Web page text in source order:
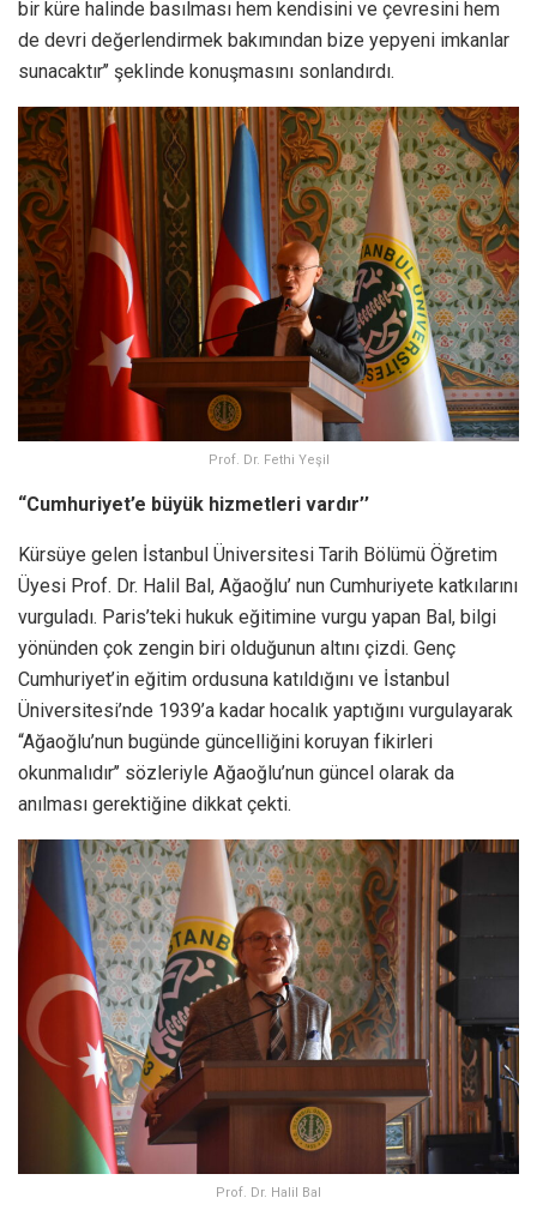
bir küre halinde basılması hem kendisini ve çevresini hem
de devri değerlendirmek bakımından bize yepyeni imkanlar
sunacaktır’’ şeklinde konuşmasını sonlandırdı.
Prof. Dr. Fethi Yeşil
“Cumhuriyet’e büyük hizmetleri vardır’’
Kürsüye gelen İstanbul Üniversitesi Tarih Bölümü Öğretim
Üyesi Prof. Dr. Halil Bal, Ağaoğlu’ nun Cumhuriyete katkılarını
vurguladı. Paris’teki hukuk eğitimine vurgu yapan Bal, bilgi
yönünden çok zengin biri olduğunun altını çizdi. Genç
Cumhuriyet’in eğitim ordusuna katıldığını ve İstanbul
Üniversitesi’nde 1939’a kadar hocalık yaptığını vurgulayarak
“Ağaoğlu’nun bugünde güncelliğini koruyan fikirleri
okunmalıdır’’ sözleriyle Ağaoğlu’nun güncel olarak da
anılması gerektiğine dikkat çekti.
Prof. Dr. Halil Bal